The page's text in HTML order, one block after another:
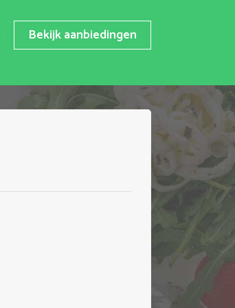
Bekijk aanbiedingen